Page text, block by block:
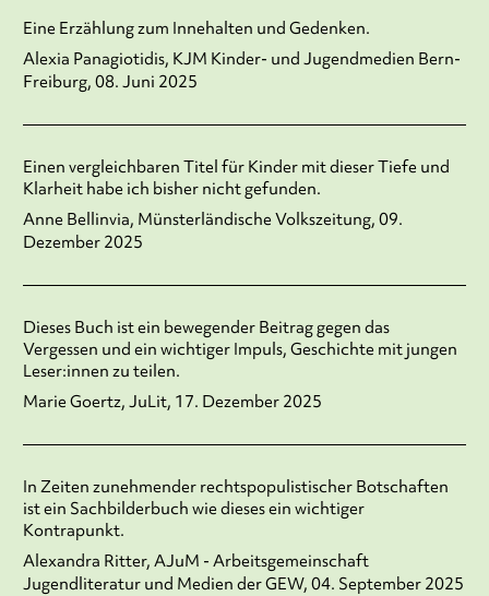
Eine Erzählung zum Innehalten und Gedenken.
Alexia Panagiotidis, KJM Kinder- und Jugendmedien Bern-
Freiburg, 08. Juni 2025
Einen vergleichbaren Titel für Kinder mit dieser Tiefe und
Klarheit habe ich bisher nicht gefunden.
Anne Bellinvia, Münsterländische Volkszeitung, 09.
Dezember 2025
Dieses Buch ist ein bewegender Beitrag gegen das
Vergessen und ein wichtiger Impuls, Geschichte mit jungen
Leser:innen zu teilen.
Marie Goertz, JuLit, 17. Dezember 2025
In Zeiten zunehmender rechtspopulistischer Botschaften
ist ein Sachbilderbuch wie dieses ein wichtiger
Kontrapunkt.
Alexandra Ritter, AJuM - Arbeitsgemeinschaft
Jugendliteratur und Medien der GEW, 04. September 2025